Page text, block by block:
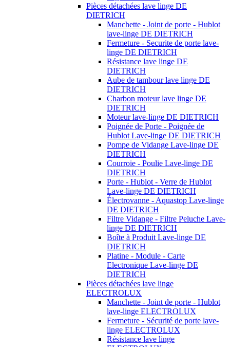
Pièces détachées lave linge DE
DIETRICH
Manchette - Joint de porte - Hublot
lave-linge DE DIETRICH
Fermeture - Securite de porte lave-
linge DE DIETRICH
Résistance lave linge DE
DIETRICH
Aube de tambour lave linge DE
DIETRICH
Charbon moteur lave linge DE
DIETRICH
Moteur lave-linge DE DIETRICH
Poignée de Porte - Poignée de
Hublot Lave-linge DE DIETRICH
Pompe de Vidange Lave-linge DE
DIETRICH
Courroie - Poulie Lave-linge DE
DIETRICH
Porte - Hublot - Verre de Hublot
Lave-linge DE DIETRICH
Électrovanne - Aquastop Lave-linge
DE DIETRICH
Filtre Vidange - Filtre Peluche Lave-
linge DE DIETRICH
Boîte à Produit Lave-linge DE
DIETRICH
Platine - Module - Carte
Electronique Lave-linge DE
DIETRICH
Pièces détachées lave linge
ELECTROLUX
Manchette - Joint de porte - Hublot
lave-linge ELECTROLUX
Fermeture - Sécurité de porte lave-
linge ELECTROLUX
Résistance lave linge